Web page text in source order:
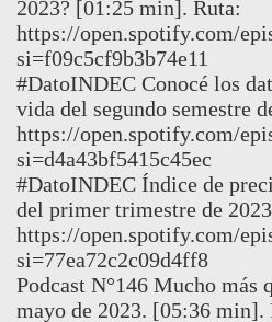
2023? [01:25 min]. Ruta:
https://open.spotify.com/
si=f09c5cf9b3b74e11
#DatoINDEC Conocé los
vida del segundo semestre
https://open.spotify.com/
si=d4a43bf5415c45ec
#DatoINDEC Índice de
del primer trimestre de
https://open.spotify.com/
si=77ea72c2c09d4ff8
Podcast N°146 Mucho más
mayo de 2023. [05:36 min].